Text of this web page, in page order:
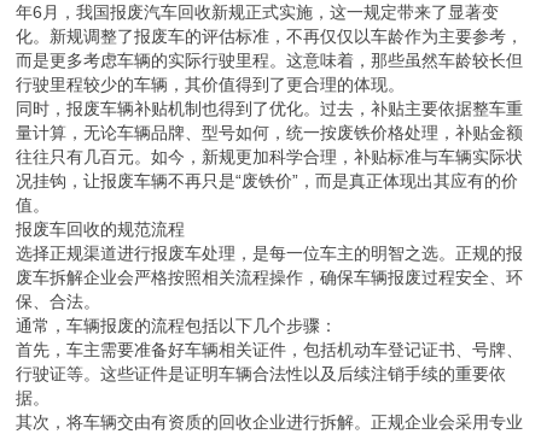
年6月，我国报废汽车回收新规正式实施，这一规定带来了显著变
化。新规调整了报废车的评估标准，不再仅仅以车龄作为主要参考，
而是更多考虑车辆的实际行驶里程。这意味着，那些虽然车龄较长但
行驶里程较少的车辆，其价值得到了更合理的体现。
同时，报废车辆补贴机制也得到了优化。过去，补贴主要依据整车重
量计算，无论车辆品牌、型号如何，统一按废铁价格处理，补贴金额
往往只有几百元。如今，新规更加科学合理，补贴标准与车辆实际状
况挂钩，让报废车辆不再只是“废铁价”，而是真正体现出其应有的价
值。
报废车回收的规范流程
选择正规渠道进行报废车处理，是每一位车主的明智之选。正规的报
废车拆解企业会严格按照相关流程操作，确保车辆报废过程安全、环
保、合法。
通常，车辆报废的流程包括以下几个步骤：
首先，车主需要准备好车辆相关证件，包括机动车登记证书、号牌、
行驶证等。这些证件是证明车辆合法性以及后续注销手续的重要依
据。
其次，将车辆交由有资质的回收企业进行拆解。正规企业会采用专业